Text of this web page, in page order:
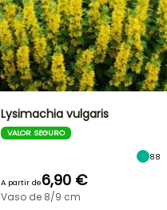
Lysimachia vulgaris
VALOR SEGURO
88
A partir de6,90 €
Vaso de 8/9 cm